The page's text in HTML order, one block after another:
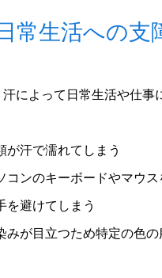
日常生活への支
汗によって日常生活や仕事
が汗で濡れてしまう
コンのキーボードやマウ
を避けてしまう
みが目立つため特定の色